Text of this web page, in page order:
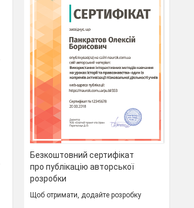
Безкоштовний сертифікат
про публікацію авторської
розробки
Щоб отримати, додайте розробку